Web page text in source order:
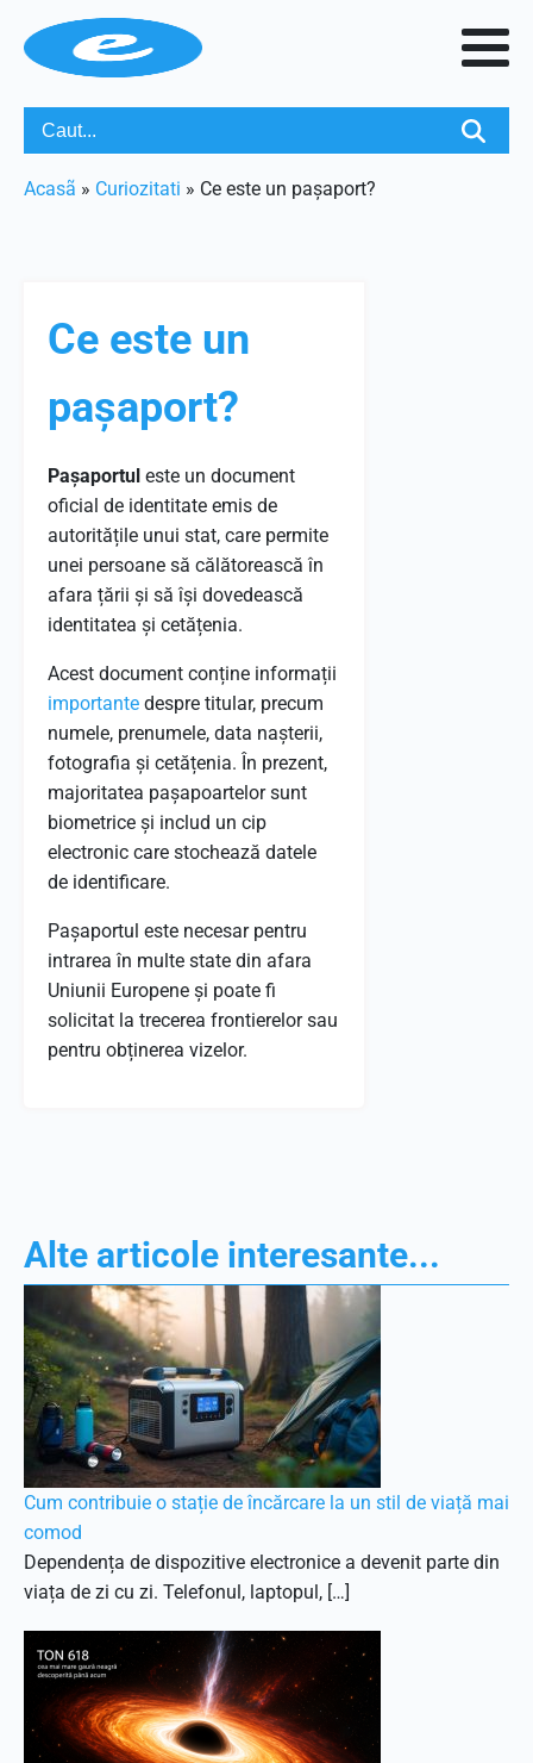
Acasã » Curiozitati » Ce este un pașaport?
Ce este un
pașaport?
Pașaportul este un document
oficial de identitate emis de
autoritățile unui stat, care permite
unei persoane să călătorească în
afara țării și să își dovedească
identitatea și cetățenia.
Acest document conține informații
importante despre titular, precum
numele, prenumele, data nașterii,
fotografia și cetățenia. În prezent,
majoritatea pașapoartelor sunt
biometrice și includ un cip
electronic care stochează datele
de identificare.
Pașaportul este necesar pentru
intrarea în multe state din afara
Uniunii Europene și poate fi
solicitat la trecerea frontierelor sau
pentru obținerea vizelor.
Alte articole interesante...
Cum contribuie o stație de încărcare la un stil de viață mai
comod
Dependența de dispozitive electronice a devenit parte din
viața de zi cu zi. Telefonul, laptopul, […]